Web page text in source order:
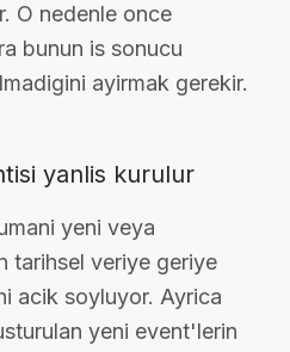
O nedenle once
bunun is sonucu
ayirmak gerekir.
yanlis kurulur
yeni veya
tarihsel veriye geriye
acik soyluyor. Ayrica
yeni event'lerin